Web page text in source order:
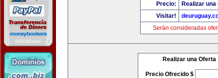
Precio:
Realizar
Visitar!
Serán consideradas
Realizar una Oferta
Precio Ofrecido $